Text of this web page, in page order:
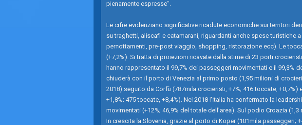
pienamente espresse".
Le cifre evidenziano significative ricadute economiche sui territori
su traghetti, aliscafi e catamarani, riguardanti anche spese turistiche
pernottamenti, pre-post viaggio, shopping, ristorazione ecc). Le
(+7,2%). Si tratta di proiezioni ricavate dalla stime di 23 porti
hanno rappresentato il 99,7% dei passeggeri movimentati e il 99,3%
chiuderà con il porto di Venezia al primo posto (1,95 milioni di
2018) seguito da Corfù (787mila crocieristi, +7%; 416 toccate, +0,7%)
+1,8%; 475 toccate, +8,4%). Nel 2018 l'Italia ha confermato la
movimentati (+12%; 46,9% del totale dell'area). Sul podio Croazia (1,3
In crescita la Slovenia, grazie al porto di Koper (101mila passeggeri;